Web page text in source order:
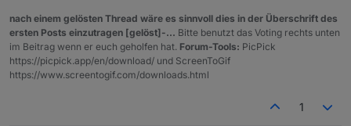
VIS sehen.
nach einem gelösten Thread wäre es sinnvoll dies in der Überschrift des
ersten Posts einzutragen [gelöst]-... Bitte benutzt das Voting rechts unten
im Beitrag wenn er euch geholfen hat. Forum-Tools: PicPick
https://picpick.app/en/download/ und ScreenToGif
https://www.screentogif.com/downloads.html
1